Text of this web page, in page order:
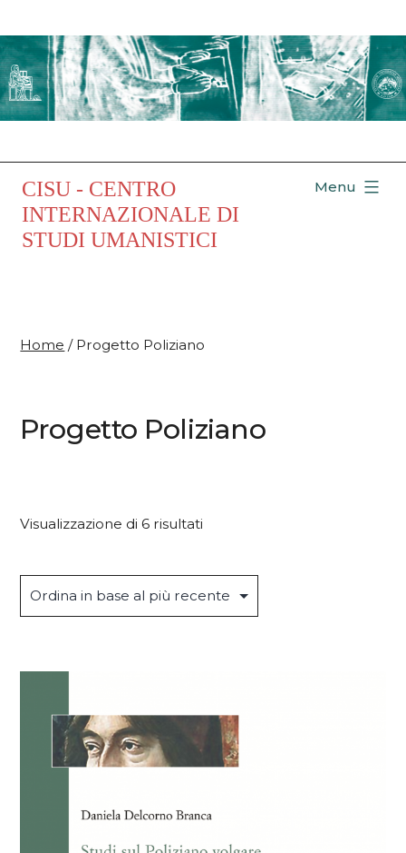
al
contenuto
CISU - CENTRO
INTERNAZIONALE DI
STUDI UMANISTICI
Menu
Home / Progetto Poliziano
Progetto Poliziano
Visualizzazione di 6 risultati